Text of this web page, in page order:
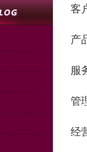
客
产
服
管
经